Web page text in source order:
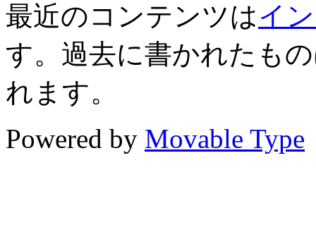
最近のコンテンツはイ
す。過去に書かれたも
れます。
Powered by Movable Type